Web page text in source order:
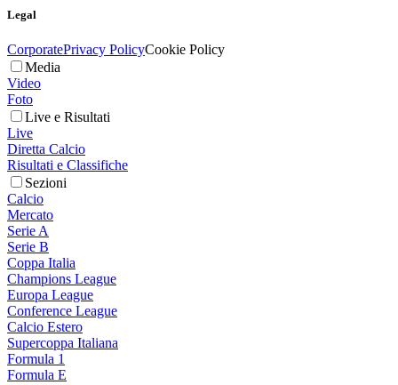
Legal
CorporatePrivacy PolicyCookie Policy
Media
Video
Foto
Live e Risultati
Live
Diretta Calcio
Risultati e Classifiche
Sezioni
Calcio
Mercato
Serie A
Serie B
Coppa Italia
Champions League
Europa League
Conference League
Calcio Estero
Supercoppa Italiana
Formula 1
Formula E